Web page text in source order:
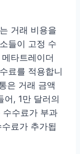
거래 비용을
들이 고정 수
타트레이더
료를 적용합니
은 거래 금액
어, 1만 달러의
수수료가 부과
료가 추가됩